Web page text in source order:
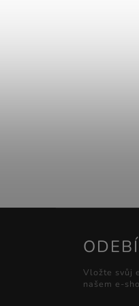
Vložte svůj
našem e-